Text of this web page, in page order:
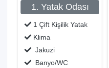
1. Yatak Odası
1 Çift Kişilik Yatak
Klima
Jakuzi
Banyo/WC